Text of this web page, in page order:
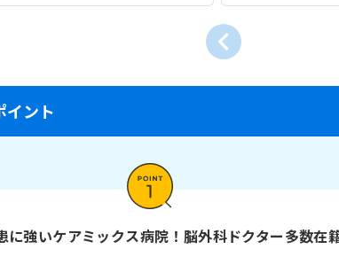
イント
に強いケアミックス病院！脳外科ドクター多数在